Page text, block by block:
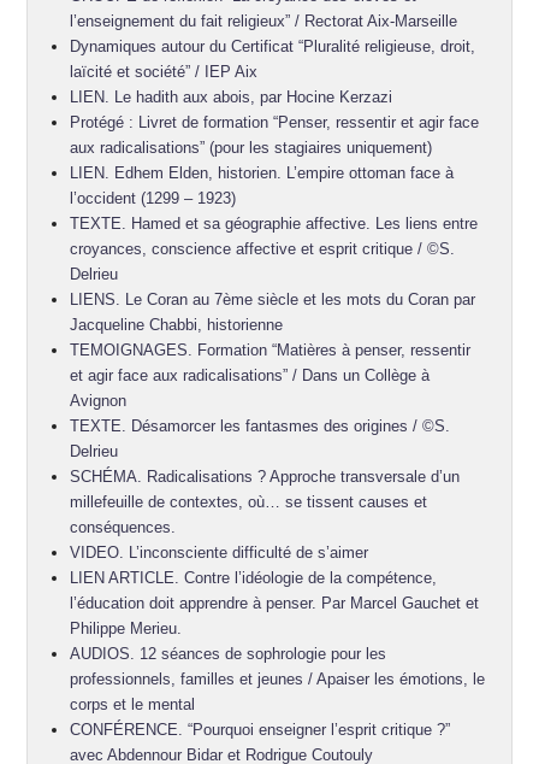
l’enseignement du fait religieux” / Rectorat Aix-Marseille
Dynamiques autour du Certificat “Pluralité religieuse, droit,
laïcité et société” / IEP Aix
LIEN. Le hadith aux abois, par Hocine Kerzazi
Protégé : Livret de formation “Penser, ressentir et agir face
aux radicalisations” (pour les stagiaires uniquement)
LIEN. Edhem Elden, historien. L’empire ottoman face à
l’occident (1299 – 1923)
TEXTE. Hamed et sa géographie affective. Les liens entre
croyances, conscience affective et esprit critique / ©S.
Delrieu
LIENS. Le Coran au 7ème siècle et les mots du Coran par
Jacqueline Chabbi, historienne
TEMOIGNAGES. Formation “Matières à penser, ressentir
et agir face aux radicalisations” / Dans un Collège à
Avignon
TEXTE. Désamorcer les fantasmes des origines / ©S.
Delrieu
SCHÉMA. Radicalisations ? Approche transversale d’un
millefeuille de contextes, où… se tissent causes et
conséquences.
VIDEO. L’inconsciente difficulté de s’aimer
LIEN ARTICLE. Contre l’idéologie de la compétence,
l’éducation doit apprendre à penser. Par Marcel Gauchet et
Philippe Merieu.
AUDIOS. 12 séances de sophrologie pour les
professionnels, familles et jeunes / Apaiser les émotions, le
corps et le mental
CONFÉRENCE. “Pourquoi enseigner l’esprit critique ?”
avec Abdennour Bidar et Rodrigue Coutouly